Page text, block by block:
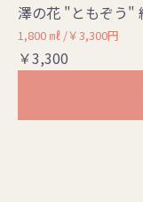
澤の花 "ともぞう"
1,800 ㎖ /￥3,300円
￥3,300